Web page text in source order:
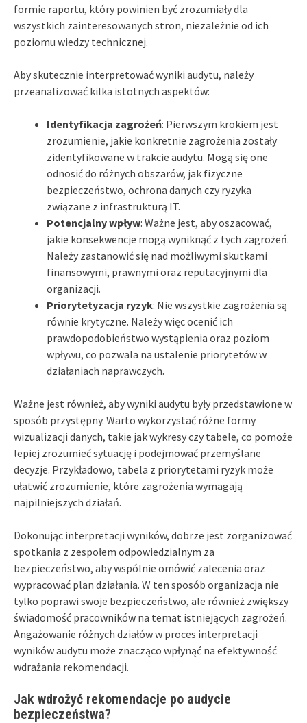
formie raportu, który powinien być zrozumiały dla
wszystkich zainteresowanych stron, niezależnie od ich
poziomu wiedzy technicznej.
Aby skutecznie interpretować wyniki audytu, należy
przeanalizować kilka istotnych aspektów:
Identyfikacja zagrożeń: Pierwszym krokiem jest
zrozumienie, jakie konkretnie zagrożenia zostały
zidentyfikowane w trakcie audytu. Mogą się one
odnosić do różnych obszarów, jak fizyczne
bezpieczeństwo, ochrona danych czy ryzyka
związane z infrastrukturą IT.
Potencjalny wpływ: Ważne jest, aby oszacować,
jakie konsekwencje mogą wyniknąć z tych zagrożeń.
Należy zastanowić się nad możliwymi skutkami
finansowymi, prawnymi oraz reputacyjnymi dla
organizacji.
Priorytetyzacja ryzyk: Nie wszystkie zagrożenia są
równie krytyczne. Należy więc ocenić ich
prawdopodobieństwo wystąpienia oraz poziom
wpływu, co pozwala na ustalenie priorytetów w
działaniach naprawczych.
Ważne jest również, aby wyniki audytu były przedstawione w
sposób przystępny. Warto wykorzystać różne formy
wizualizacji danych, takie jak wykresy czy tabele, co pomoże
lepiej zrozumieć sytuację i podejmować przemyślane
decyzje. Przykładowo, tabela z priorytetami ryzyk może
ułatwić zrozumienie, które zagrożenia wymagają
najpilniejszych działań.
Dokonując interpretacji wyników, dobrze jest zorganizować
spotkania z zespołem odpowiedzialnym za
bezpieczeństwo, aby wspólnie omówić zalecenia oraz
wypracować plan działania. W ten sposób organizacja nie
tylko poprawi swoje bezpieczeństwo, ale również zwiększy
świadomość pracowników na temat istniejących zagrożeń.
Angażowanie różnych działów w proces interpretacji
wyników audytu może znacząco wpłynąć na efektywność
wdrażania rekomendacji.
Jak wdrożyć rekomendacje po audycie
bezpieczeństwa?